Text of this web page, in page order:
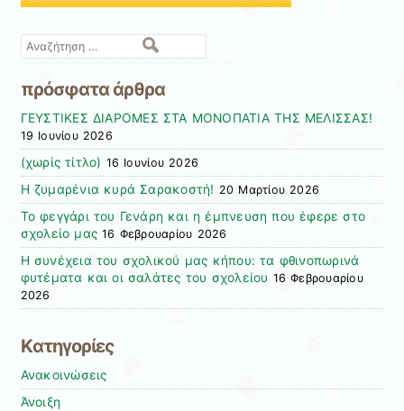
Αναζήτηση
πρόσφατα άρθρα
ΓΕΥΣΤΙΚΕΣ ΔΙΑΡΟΜΕΣ ΣΤΑ ΜΟΝΟΠΑΤΙΑ ΤΗΣ ΜΕΛΙΣΣΑΣ!
19 Ιουνίου 2026
(χωρίς τίτλο) 16 Ιουνίου 2026
Η ζυμαρένια κυρά Σαρακοστή! 20 Μαρτίου 2026
Το φεγγάρι του Γενάρη και η έμπνευση που έφερε στο
σχολείο μας 16 Φεβρουαρίου 2026
Η συνέχεια του σχολικού μας κήπου: τα φθινοπωρινά
φυτέματα και οι σαλάτες του σχολείου 16 Φεβρουαρίου
2026
Kατηγορίες
Ανακοινώσεις
Άνοιξη